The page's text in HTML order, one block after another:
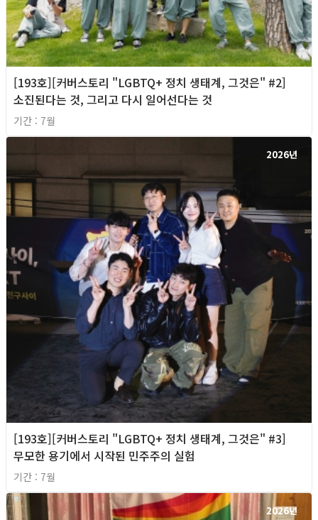
[193호][커버스토리 "LGBTQ+ 정치 생태계, 그것은" #2]
소진된다는 것, 그리고 다시 일어선다는 것
기간 : 7월
2026년
[193호][커버스토리 "LGBTQ+ 정치 생태계, 그것은" #3]
무모한 용기에서 시작된 민주주의 실험
기간 : 7월
2026년